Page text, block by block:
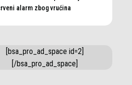
alarm zbog vrućina
[bsa_pro_ad_space id=2]
[/bsa_pro_ad_space]